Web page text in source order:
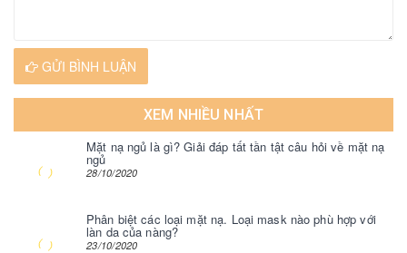
GỬI BÌNH LUẬN
XEM NHIỀU NHẤT
Mặt nạ ngủ là gì? Giải đáp tất tần tật câu hỏi về mặt nạ
ngủ
28/10/2020
Phân biệt các loại mặt nạ. Loại mask nào phù hợp với
làn da của nàng?
23/10/2020